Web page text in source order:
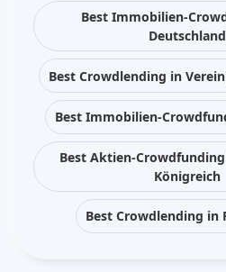
Best Immobilien-
Deutschland
Best Crowdlending in
Best Immobilien-
Best Aktien-
Königreich
Best Crowdlending in